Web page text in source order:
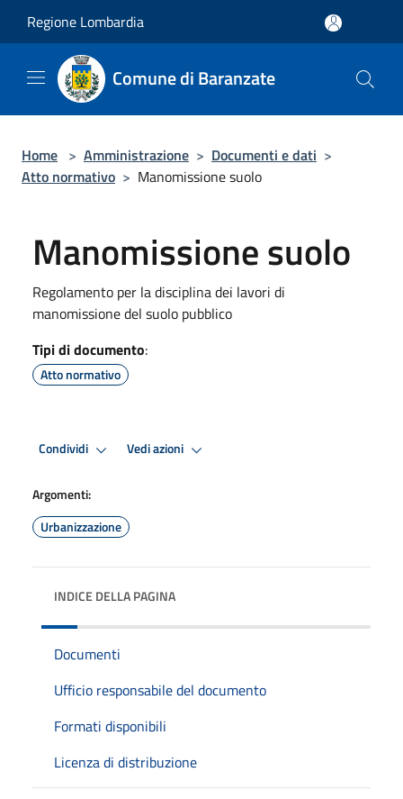
Regione Lombardia
Comune di Baranzate
Home > Amministrazione > Documenti e dati >
Atto normativo > Manomissione suolo
Manomissione suolo
Regolamento per la disciplina dei lavori di
manomissione del suolo pubblico
Tipi di documento:
Atto normativo
Condividi Vedi azioni
Argomenti:
Urbanizzazione
INDICE DELLA PAGINA
Documenti
Ufficio responsabile del documento
Formati disponibili
Licenza di distribuzione